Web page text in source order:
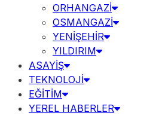
ORHANGAZİ
OSMANGAZİ
YENİŞEHİR
YILDIRIM
ASAYİŞ
TEKNOLOJİ
EĞİTİM
YEREL HABERLER